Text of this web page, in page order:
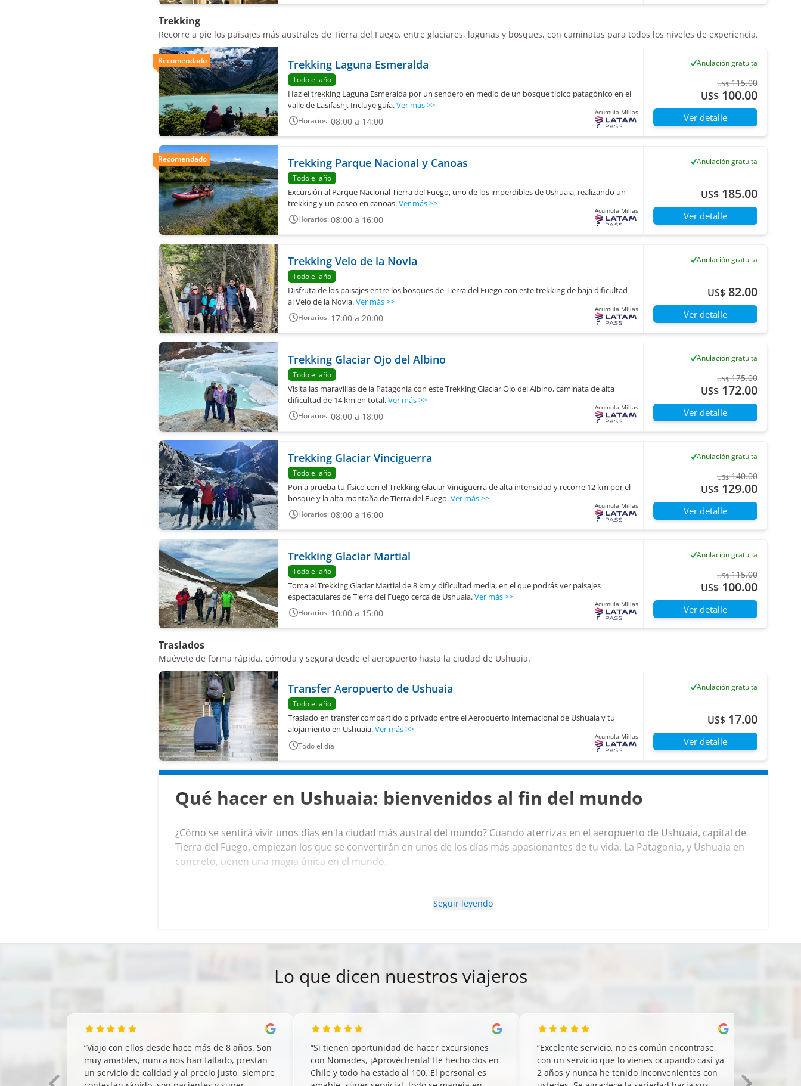
Trekking
Recorre a pie los paisajes más australes de Tierra del Fuego, entre glaciares, lagunas y bosques, con caminatas para todos los niveles de experiencia.
Recomendado
Acumula Millas
Trekking Laguna Esmeralda
Todo el año
Haz el trekking Laguna Esmeralda por un sendero en medio de un bosque típico patagónico en el
valle de Lasifashj. Incluye guía.Ver más>>
Horarios: 08:00 a 14:00
Anulación gratuita
US$ 115.00
US$ 100.00
Ver detalle
Recomendado
Acumula Millas
Trekking Parque Nacional y Canoas
Todo el año
Excursión al Parque Nacional Tierra del Fuego, uno de los imperdibles de Ushuaia, realizando un
trekking y un paseo en canoas.Ver más>>
Horarios: 08:00 a 16:00
Anulación gratuita
US$ 185.00
Ver detalle
Acumula Millas
Trekking Velo de la Novia
Todo el año
Disfruta de los paisajes entre los bosques de Tierra del Fuego con este trekking de baja dificultad
al Velo de la Novia.Ver más>>
Horarios: 17:00 a 20:00
Anulación gratuita
US$ 82.00
Ver detalle
Acumula Millas
Trekking Glaciar Ojo del Albino
Todo el año
Visita las maravillas de la Patagonia con este Trekking Glaciar Ojo del Albino, caminata de alta
dificultad de 14 km en total.Ver más>>
Horarios: 08:00 a 18:00
Anulación gratuita
US$ 175.00
US$ 172.00
Ver detalle
Acumula Millas
Trekking Glaciar Vinciguerra
Todo el año
Pon a prueba tu físico con el Trekking Glaciar Vinciguerra de alta intensidad y recorre 12 km por el
bosque y la alta montaña de Tierra del Fuego.Ver más>>
Horarios: 08:00 a 16:00
Anulación gratuita
US$ 140.00
US$ 129.00
Ver detalle
Acumula Millas
Trekking Glaciar Martial
Todo el año
Toma el Trekking Glaciar Martial de 8 km y dificultad media, en el que podrás ver paisajes
espectaculares de Tierra del Fuego cerca de Ushuaia.Ver más>>
Horarios: 10:00 a 15:00
Anulación gratuita
US$ 115.00
US$ 100.00
Ver detalle
Traslados
Muévete de forma rápida, cómoda y segura desde el aeropuerto hasta la ciudad de Ushuaia.
Acumula Millas
Transfer Aeropuerto de Ushuaia
Todo el año
Traslado en transfer compartido o privado entre el Aeropuerto Internacional de Ushuaia y tu
alojamiento en Ushuaia.Ver más>>
Todo el día
Anulación gratuita
US$ 17.00
Ver detalle
Qué hacer en Ushuaia: bienvenidos al fin del mundo
¿Cómo se sentirá vivir unos días en la ciudad más austral del mundo? Cuando aterrizas en el aeropuerto de Ushuaia, capital de
Tierra del Fuego, empiezan los que se convertirán en unos de los días más apasionantes de tu vida. La Patagonia, y Ushuaia en
concreto, tienen una magia única en el mundo.
Seguir leyendo
Lo que dicen nuestros viajeros
“Viajo con ellos desde hace más de 8 años. Son
muy amables, nunca nos han fallado, prestan
un servicio de calidad y al precio justo, siempre
“Si tienen oportunidad de hacer excursiones
con Nomades, ¡Aprovéchenla! He hecho dos en
Chile y todo ha estado al 100. El personal es
“Excelente servicio, no es común encontrase
con un servicio que lo vienes ocupando casi ya
2 años y nunca he tenido inconvenientes con